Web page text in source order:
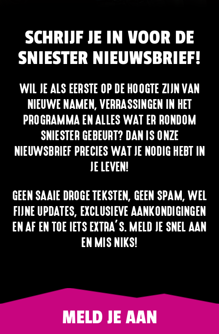
SCHRIJF JE IN VOOR DE
SNIESTER NIEUWSBRIEF!
WIL JE ALS EERSTE OP DE HOOGTE ZIJN VAN
NIEUWE NAMEN, VERRASSINGEN IN HET
PROGRAMMA EN ALLES WAT ER RONDOM
SNIESTER GEBEURT? DAN IS ONZE
NIEUWSBRIEF PRECIES WAT JE NODIG HEBT IN
JE LEVEN!
GEEN SAAIE DROGE TEKSTEN, GEEN SPAM, WEL
FIJNE UPDATES, EXCLUSIEVE AANKONDIGINGEN
EN AF EN TOE IETS EXTRA’S. MELD JE SNEL AAN
EN MIS NIKS!
MELD JE AAN